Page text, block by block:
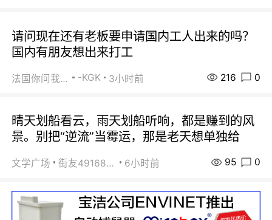
请问现在还有老板要申请国内工人出来的吗？
国内有朋友想出来打工
法国你问我答 -KGK 3小时前 216 0
晴天划船看云，雨天划船听响，都是赚到的风
景。别把“逆流”当霉运，那是老天想单独给
文学广场 街友49168527 6小时前 95 0